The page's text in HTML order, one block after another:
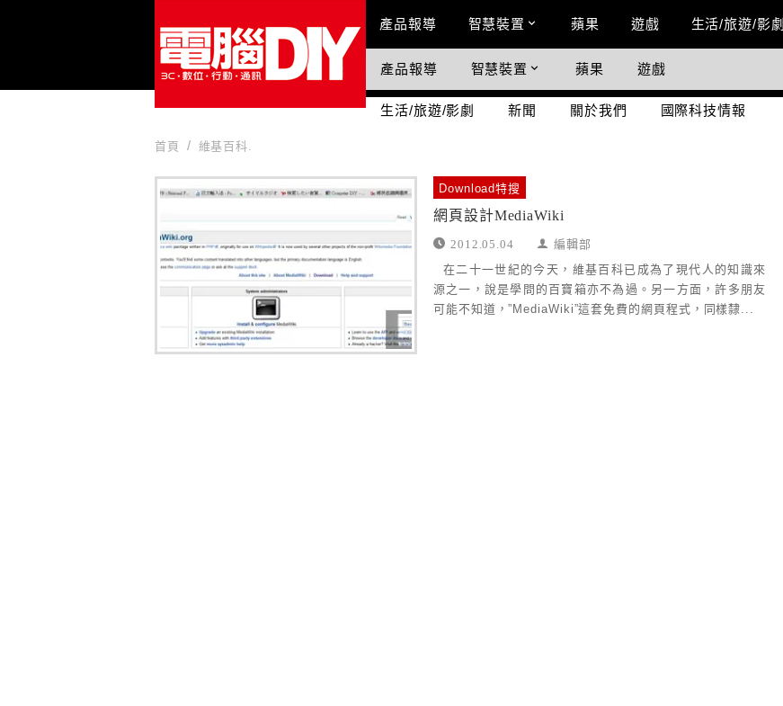
Main Menu
產品報導 智慧裝置 蘋果 遊戲 生活/旅遊/影劇
國際科技情報
產品報導 智慧裝置 蘋果 遊戲
生活/旅遊/影劇 新聞 關於我們 國際科技情報
首頁 維基百科.
維基百科. Download特搜
網頁設計MediaWiki
2012.05.04 編輯部
在二十一世紀的今天，維基百科已成為了現代人的知識來
源之一，說是學問的百寶箱亦不為過。另一方面，許多朋友
可能不知道，”MediaWiki”這套免費的網頁程式，同樣隸...